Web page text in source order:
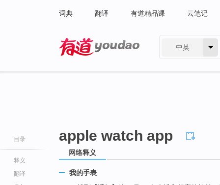
词典 翻译 有道精品课 云笔记
中英
目录
释义
翻译
apple watch app
网络释义
我的手表